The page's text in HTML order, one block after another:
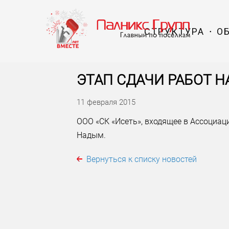
СТРУКТУРА
ЭТАП СДАЧИ РАБОТ
11 февраля 2015
ООО «СК «Исеть», входящее в
Надым.
Вернуться к списку новостей